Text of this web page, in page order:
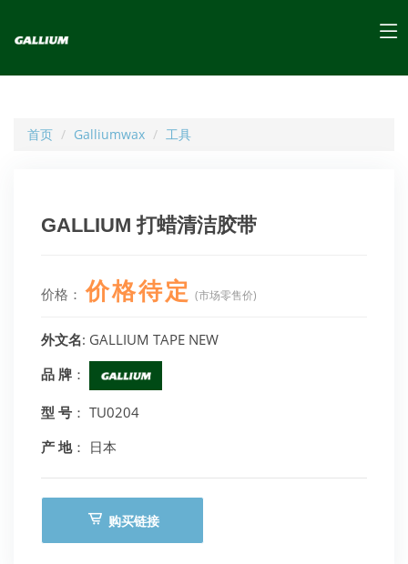
首页 Galliumwax 工具
GALLIUM 打蜡清洁胶带
价格：价格待定 (市场零售价)
外文名: GALLIUM TAPE NEW
品 牌 ：
型 号 ： TU0204
产 地： 日本
购买链接